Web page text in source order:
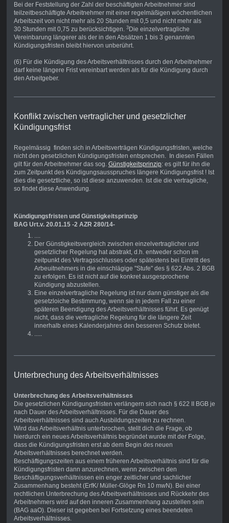
Bei der Feststellung der Zahl der beschäftigten Arbeitnehmer sind
teilzeitbeschäftigte Arbeitnehmer mit einer regelmäßigen wöchentlichen
Arbeitszeit von nicht mehr als 20 Stunden mit 0,5 und nicht mehr als
30 Stunden mit 0,75 zu berücksichtigen. 3Die einzelvertragliche
Vereinbarung längerer als der in den Absätzen 1 bis 3 genannten
Kündigungsfristen bleibt hiervon unberührt.
(6) Für die Kündigung des Arbeitsverhältnisses durch den Arbeitnehmer
darf keine längere Frist vereinbart werden als für die Kündigung durch
den Arbeitgeber.
Konflikt zwischen vertraglicher und gesetzlicher
Kündigungsfrist
Regelmässig finden sich in Arbeitsverträgen Kündigungsfristen, welche
nicht den gesetzlichen Kündigungsfristen entsprechen. In diesen Fällen
gilt für den Arbeitnehmer das sog. Günstigkeitsprinzip: es gilt für ihn die
zum Zeitpunkt des Kündigungsausspruches längere Kündigungsfrist ! Ist
dies die gesetztliche, so ist diese anzuwenden. Ist die die vertragliche,
so findet diese Anwendung.
Kündigungsfristen und Günstigkeitsprinzip
BAG Urt.v. 20.01.15 -2 AZR 280/14-
....
Der Günstigkeitsvergleich zwischen einzelvertraglicher und
gesetzlicher Regelung hat abstrakt, d.h. entweder schon im
zeitpunkt des Vertragsschlusses oder spätestens bei Eintritt des
Arbeuitnehmers in die einschlägige "Stufe" des § 622 Abs. 2 BGB
zu erfolgen. Es ist nicht auf die konkret ausgesprochene
Kündigung abzustellen.
Eine einzelvertragliche Regelung ist nur dann günstiger als die
gesetzloiche Bestimmung, wenn sie in jedem Fall zu einer
späteren Beendigung des Arbeitsverhältnisses führt. Es genügt
nicht, dass die vertragliche Regelung für die längere Zeit
innerhalb eines Kalenderjahres den besseren Schutz bietet.
.....
Unterbrechung des Arbeitsverhältnisses
Unterbrechung des Arbeitsverhältnisses
Die gesetzlichen Kündigungsfristen verlängern sich nach § 622 II BGB je
nach Dauer des Arbeitsverhältnisses. Für die Dauer des
Arbeitsverhältnisses sind auch Ausbildungszeiten zu rechnen.
Wird das Arbeitsverhältnis unterbrochen, stellt dich die Frage, ob
hierdurch ein neues Arbeitsverhältnis begründet wurde mit der Folge,
dass die Kündigungsfristen erst ab dem Begin des neuen
Arbeitsverhältnisses berechnet werden.
Beschäftigungszeiten aus einem früheren Arbeitsverhältnis sind für die
Kündigungsfristen dann anzurechnen, wenn zwischen den
Beschäftigungsverhältnissen ein enger zeitlicher und sachlicher
Zusammenhang besteht (ErfK/ Müller-Glöge Rn 10 mwN). Bei einer
rechtlichen Unterbrechung des Arbeitsverhältnisses und Rückkehr des
Arbeitnehmers wird auf den inneren Zusammenhang azustellen sein
(BAG aaO). Dieser ist gegeben bei Fortsetzung eines beendeten
Arbeitsverhältnisses.